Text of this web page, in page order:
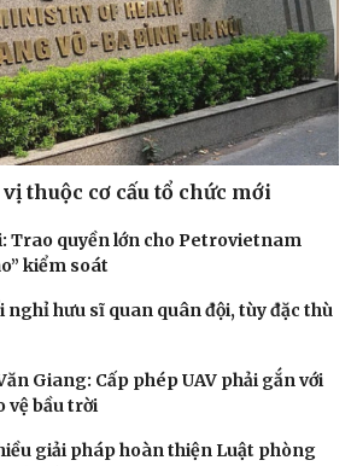
vị thuộc cơ cấu tổ chức mới
Trao quyền lớn cho Petrovietnam
kiểm soát
nghỉ hưu sĩ quan quân đội, tùy đặc thù
Giang: Cấp phép UAV phải gắn với
vệ bầu trời
giải pháp hoàn thiện Luật phòng